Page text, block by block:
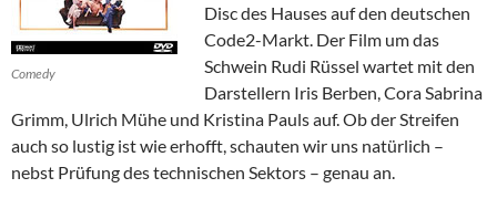
Comedy
Disc des Hauses auf den deutschen
Code2-Markt. Der Film um das
Schwein Rudi Rüssel wartet mit den
Darstellern Iris Berben, Cora Sabrina
Grimm, Ulrich Mühe und Kristina Pauls auf. Ob der Streifen
auch so lustig ist wie erhofft, schauten wir uns natürlich –
nebst Prüfung des technischen Sektors – genau an.